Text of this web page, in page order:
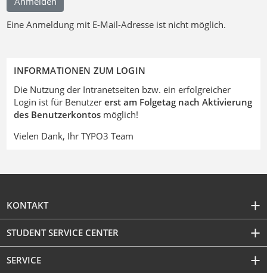
Eine Anmeldung mit E-Mail-Adresse ist nicht möglich.
INFORMATIONEN ZUM LOGIN
Die Nutzung der Intranetseiten bzw. ein erfolgreicher
Login ist für Benutzer erst am Folgetag nach Aktivierung
des Benutzerkontosmöglich!
Vielen Dank, Ihr TYPO3 Team
KONTAKT
STUDENT SERVICE CENTER
SERVICE